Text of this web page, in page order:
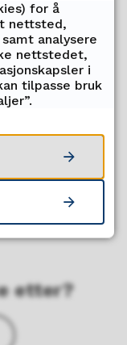
gruppe og
samtale
er et godt
løpet av
for
samlesing er
etter?
for å
nettsted,
analysere
nettstedet,
i
tilpasse bruk